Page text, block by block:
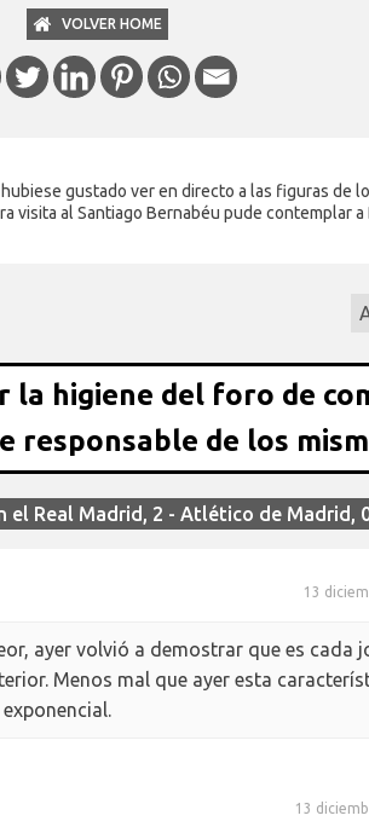
VOLVER HOME
gustado ver en directo a las figuras de
visita al Santiago Bernabéu pude contemplar
la higiene del foro de
responsable de los
el Real Madrid, 2 - Atlético de Madrid,
13
ayer volvió a demostrar que es cada
Menos mal que ayer esta
13